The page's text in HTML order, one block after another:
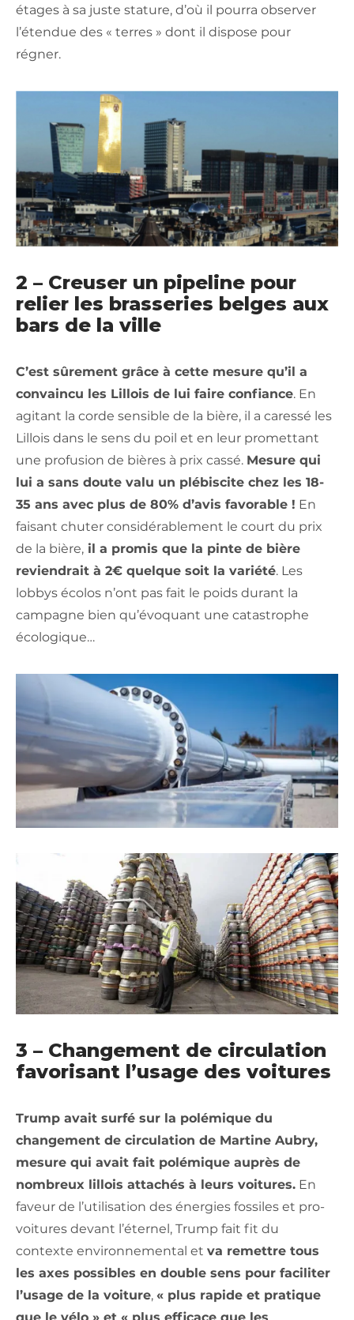
étages à sa juste stature, d’où il pourra observer
l’étendue des « terres » dont il dispose pour
régner.
2 – Creuser un pipeline pour
relier les brasseries belges aux
bars de la ville
C’est sûrement grâce à cette mesure qu’il a
convaincu les Lillois de lui faire confiance. En
agitant la corde sensible de la bière, il a caressé les
Lillois dans le sens du poil et en leur promettant
une profusion de bières à prix cassé. Mesure qui
lui a sans doute valu un plébiscite chez les 18-
35 ans avec plus de 80% d’avis favorable ! En
faisant chuter considérablement le court du prix
de la bière, il a promis que la pinte de bière
reviendrait à 2€ quelque soit la variété. Les
lobbys écolos n’ont pas fait le poids durant la
campagne bien qu’évoquant une catastrophe
écologique…
3 – Changement de circulation
favorisant l’usage des voitures
Trump avait surfé sur la polémique du
changement de circulation de Martine Aubry,
mesure qui avait fait polémique auprès de
nombreux lillois attachés à leurs voitures. En
faveur de l’utilisation des énergies fossiles et pro-
voitures devant l’éternel, Trump fait fit du
contexte environnemental et va remettre tous
les axes possibles en double sens pour faciliter
l’usage de la voiture, « plus rapide et pratique